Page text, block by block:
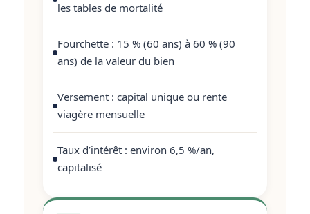
les tables de mortalité
Fourchette : 15 % (60 ans) à 60 % (90
ans) de la valeur du bien
Versement : capital unique ou rente
viagère mensuelle
Taux d’intérêt : environ 6,5 %/an,
capitalisé